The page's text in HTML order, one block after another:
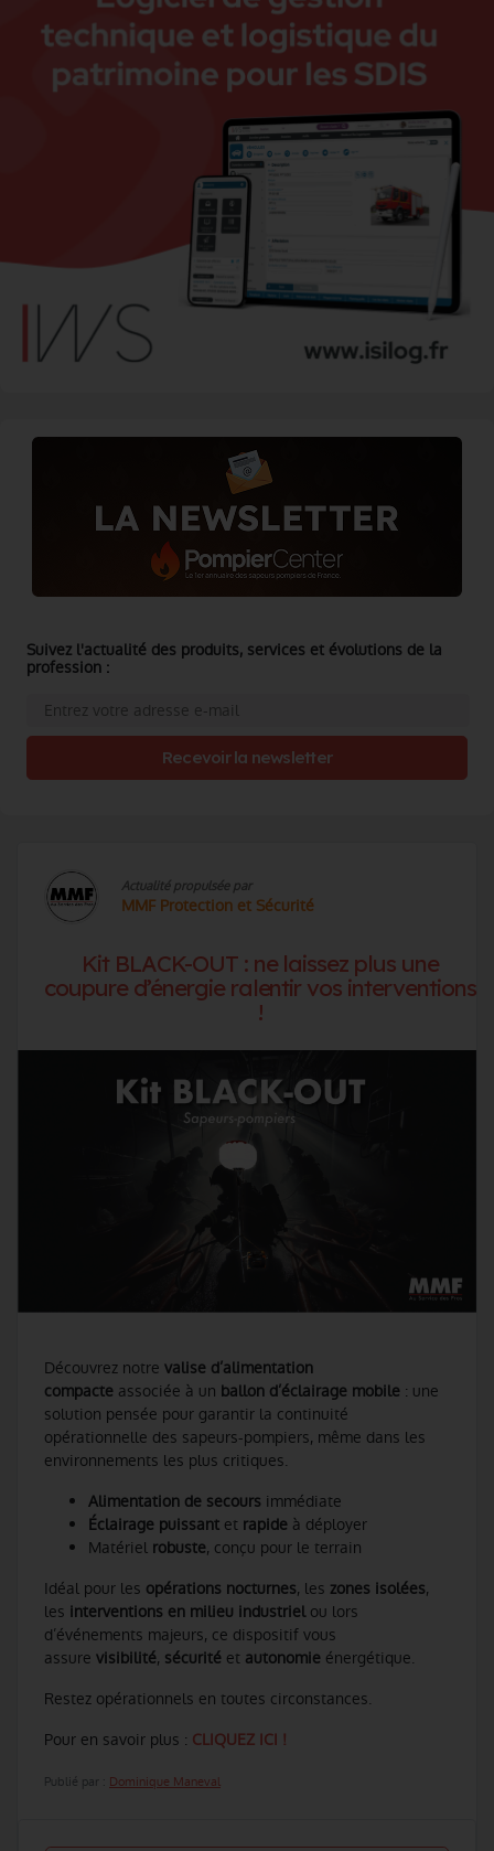
Actualité propulsée par
MMF Protection et Sécurité
Kit BLACK-OUT : ne laissez plus une
coupure d’énergie ralentir vos interventions
!
Découvrez notre valise d’alimentation
compacte associée à un ballon d’éclairage mobile : une
solution pensée pour garantir la continuité
opérationnelle des sapeurs-pompiers, même dans les
environnements les plus critiques.
Alimentation de secours immédiate
Éclairage puissant et rapide à déployer
Matériel robuste, conçu pour le terrain
Idéal pour les opérations nocturnes, les zones isolées,
les interventions en milieu industrielou lors
d’événements majeurs, ce dispositif vous
assure visibilité, sécurité et autonomie énergétique.
Restez opérationnels en toutes circonstances.
Pour en savoir plus : CLIQUEZ ICI !
Publié par : Dominique Maneval
Suivez l'actualité des produits, services et évolutions de la
profession :
Recevoir la newsletter